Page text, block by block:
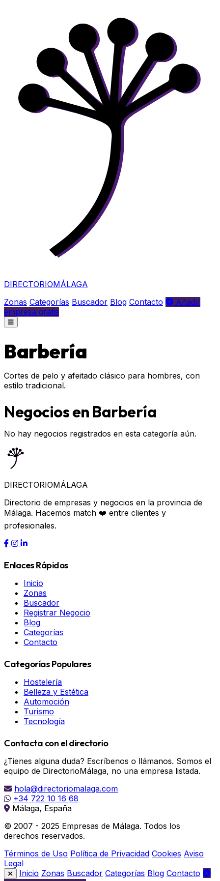
DIRECTORIOMÁLAGA
Zonas Categorías Buscador Blog Contacto
Añadir
empresa gratis
Barbería
Cortes de pelo y afeitado clásico para hombres, con
estilo tradicional.
Negocios en Barbería
No hay negocios registrados en esta categoría aún.
DIRECTORIOMÁLAGA
Directorio de empresas y negocios en la provincia de
Málaga. Hacemos match ❤️ entre clientes y
profesionales.
Enlaces Rápidos
Inicio
Zonas
Buscador
Registrar Negocio
Blog
Categorías
Contacto
Categorías Populares
Hostelería
Belleza y Estética
Automoción
Turismo
Tecnología
Contacta con el directorio
¿Tienes alguna duda? Escríbenos o llámanos. Somos el
equipo de DirectorioMálaga, no una empresa listada.
hola@directoriomalaga.com
+34 722 10 16 68
Málaga, España
© 2007 - 2025 Empresas de Málaga. Todos los
derechos reservados.
Términos de Uso Política de Privacidad Cookies Aviso
Legal
Inicio Zonas Buscador Categorías Blog Contacto